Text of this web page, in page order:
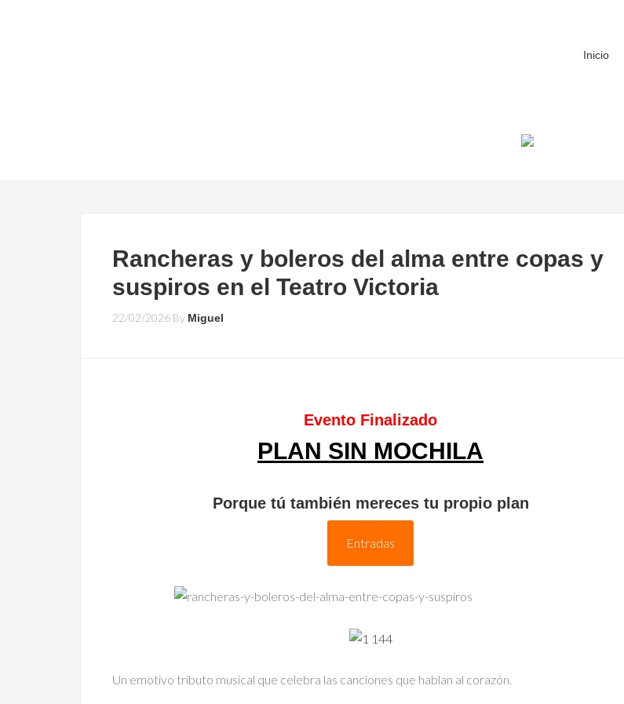
Inicio
Rancheras y boleros del alma entre copas y
suspiros en el Teatro Victoria
22/02/2026 By Miguel
Evento Finalizado
PLAN SIN MOCHILA
Porque tú también mereces tu propio plan
Entradas
Un emotivo tributo musical que celebra las canciones que hablan al corazón.